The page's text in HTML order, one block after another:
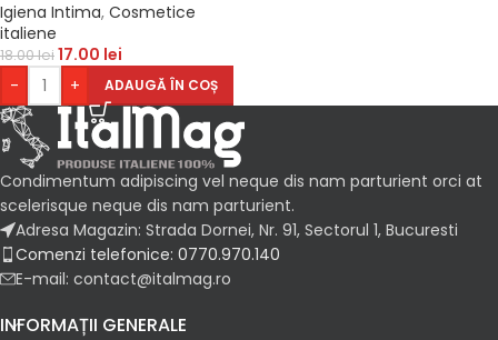
Igiena Intima, Cosmetice
italiene
18.00lei17.00 lei
-
+ ADAUGĂ ÎN COȘ
Condimentum adipiscing vel neque dis nam parturient orci at
scelerisque neque dis nam parturient.
Adresa Magazin: Strada Dornei, Nr. 91, Sectorul 1, Bucuresti
Comenzi telefonice: 0770.970.140
E-mail: contact@italmag.ro
INFORMAȚII GENERALE